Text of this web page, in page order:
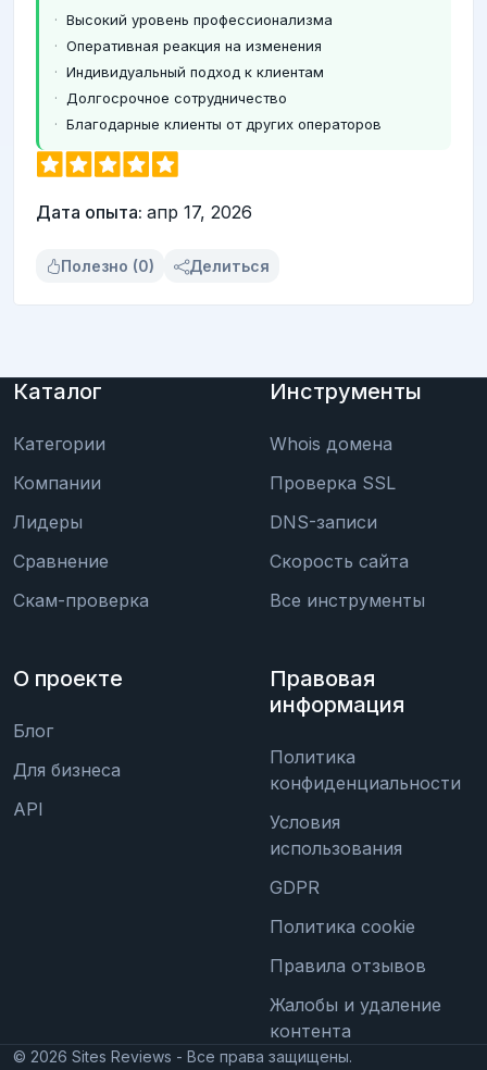
Высокий уровень профессионализма
Оперативная реакция на изменения
Индивидуальный подход к клиентам
Долгосрочное сотрудничество
Благодарные клиенты от других операторов
Дата опыта: апр 17, 2026
Полезно (0) Делиться
Каталог
Категории
Компании
Лидеры
Сравнение
Скам-проверка
Инструменты
Whois домена
Проверка SSL
DNS-записи
Скорость сайта
Все инструменты
О проекте
Блог
Для бизнеса
API
Правовая
информация
Политика
конфиденциальности
Условия
использования
GDPR
Политика cookie
Правила отзывов
Жалобы и удаление
контента
© 2026 Sites Reviews - Все права защищены.